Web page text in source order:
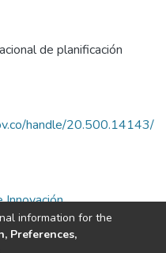
de planificación
handle/20.500.14143/
Innovación
information for the
Preferences,